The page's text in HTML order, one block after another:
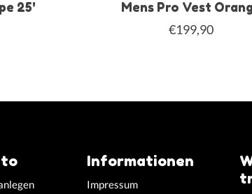
25'
Mens Pro Vest
€199,90
Informationen
Impressum